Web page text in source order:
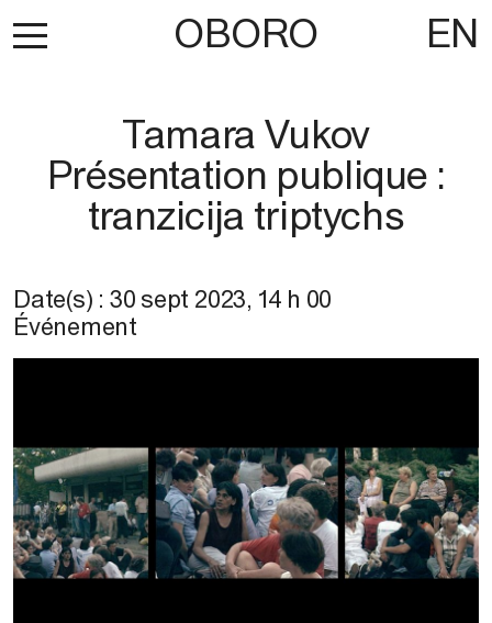
OBORO EN
Tamara Vukov
Présentation publique :
tranzicija triptychs
Date(s) : 30 sept 2023, 14 h 00
Événement